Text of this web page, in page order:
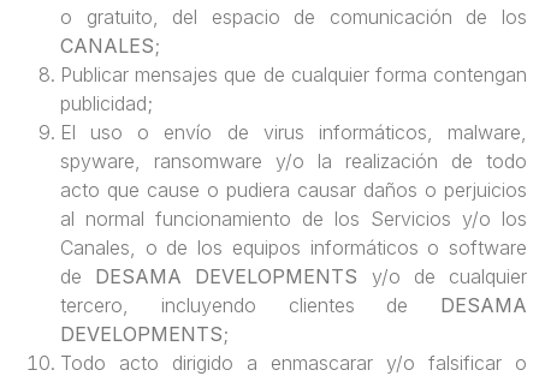
o gratuito, del espacio de comunicación de los
CANALES;
Publicar mensajes que de cualquier forma contengan
publicidad;
El uso o envío de virus informáticos, malware,
spyware, ransomware y/o la realización de todo
acto que cause o pudiera causar daños o perjuicios
al normal funcionamiento de los Servicios y/o los
Canales, o de los equipos informáticos o software
de DESAMA DEVELOPMENTS y/o de cualquier
tercero, incluyendo clientes de DESAMA
DEVELOPMENTS;
Todo acto dirigido a enmascarar y/o falsificar o